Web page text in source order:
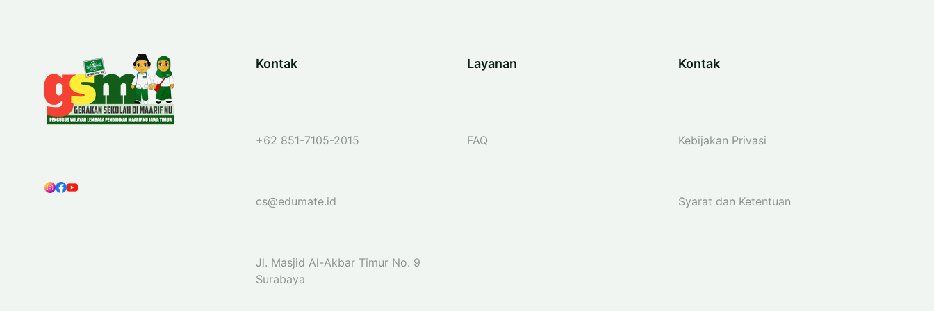
Kontak
+62 851-7105-2015
cs@edumate.id
Jl. Masjid Al-Akbar Timur No. 9
Surabaya
Layanan
FAQ
Kontak
Kebijakan Privasi
Syarat dan Ketentuan